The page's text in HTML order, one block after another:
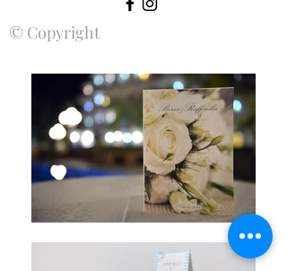
© Copyright